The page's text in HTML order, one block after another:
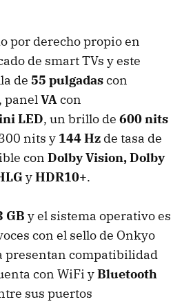
por derecho propio en
de smart TVs y este
de 55 pulgadascon
, panelVAcon
LED, un brillo de 600 nits
nits y 144 Hz de tasa de
con Dolby Vision, Dolby
yHDR10+.
GB y el sistema operativo es
con el sello de Onkyo
presentan compatibilidad
con WiFi yBluetooth
sus puertos